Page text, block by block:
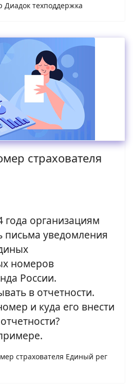
техподдержка
страхователя
года организациям
письма уведомления
номеров
России.
в отчетности.
и куда его внести
страхователя Единый рег